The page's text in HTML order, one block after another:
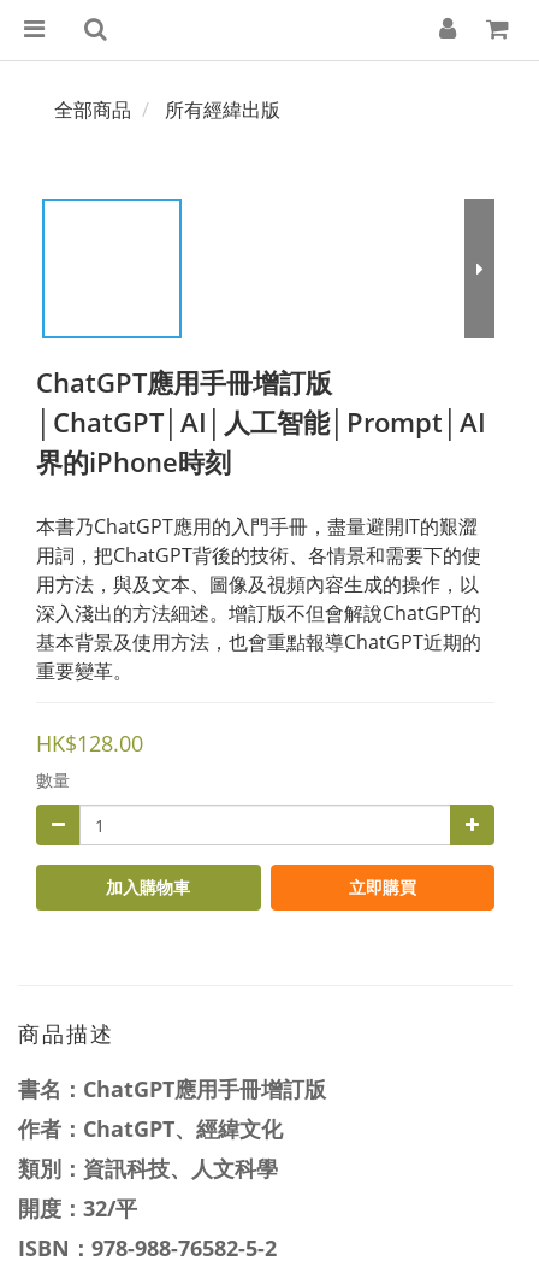
全部商品 所有經緯出版
ChatGPT應用手冊增訂版
│ChatGPT│AI│人工智能│Prompt│AI
界的iPhone時刻
本書乃ChatGPT應用的入門手冊，盡量避開IT的艱澀
用詞，把ChatGPT背後的技術、各情景和需要下的使
用方法，與及文本、圖像及視頻內容生成的操作，以
深入淺出的方法細述。增訂版不但會解說ChatGPT的
基本背景及使用方法，也會重點報導ChatGPT近期的
重要變革。
HK$128.00
數量
加入購物車 立即購買
商品描述
書名： ChatGPT應用手冊增訂版
作者： ChatGPT、經緯文化
類別：資訊科技、人文科學
開度：32/平
ISBN： 978-988-76582-5-2